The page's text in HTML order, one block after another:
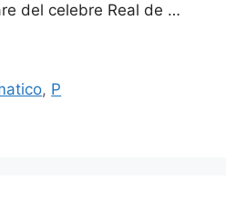
del celebre Real de …
, P